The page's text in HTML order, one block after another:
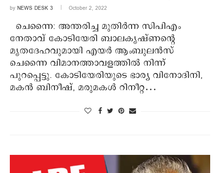
by NEWS DESK 3 October 2, 2022
ചെന്നൈ: അന്തരിച്ച മുതിര്‍ന്ന സിപിഎം
നേതാവ് കോടിയേരി ബാലകൃഷ്ണന്റെ
മൃതദേഹവുമായി എയര്‍ ആംബുലന്‍സ്
ചെന്നൈ വിമാനത്താവളത്തില്‍ നിന്ന്
പുറപ്പെട്ടു. കോടിയേരിയുടെ ഭാര്യ വിനോദിനി,
മകന്‍ ബിനീഷ്, മരുമകള്‍ റിനീറ്റ…